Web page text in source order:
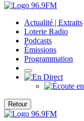
Actualité | Extraits
Loterie Radio
Podcasts
Émissions
Programmation
Retour